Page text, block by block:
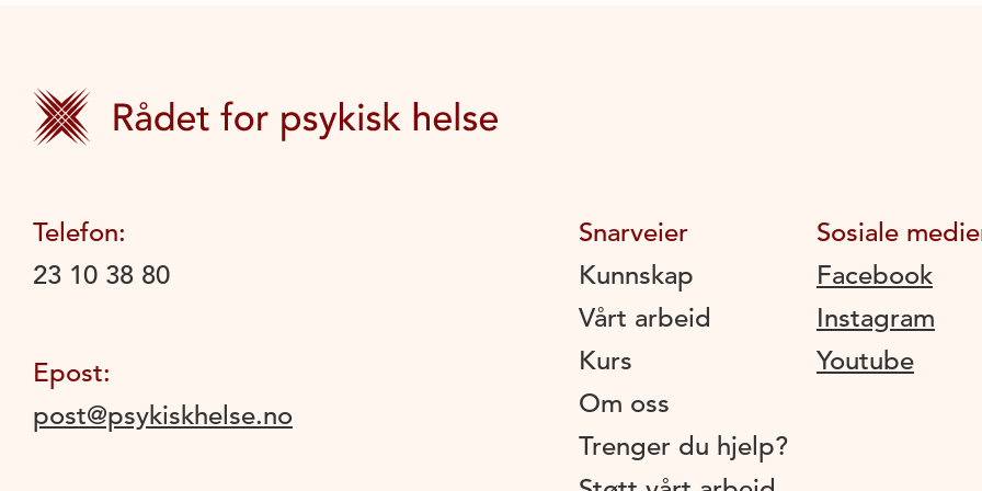
Telefon:
23 10 38 80
Epost:
post@psykiskhelse.no
Snarveier
Kunnskap
Vårt arbeid
Kurs
Om oss
Trenger du hjelp?
Sosiale
Facebook
Instagram
Youtube